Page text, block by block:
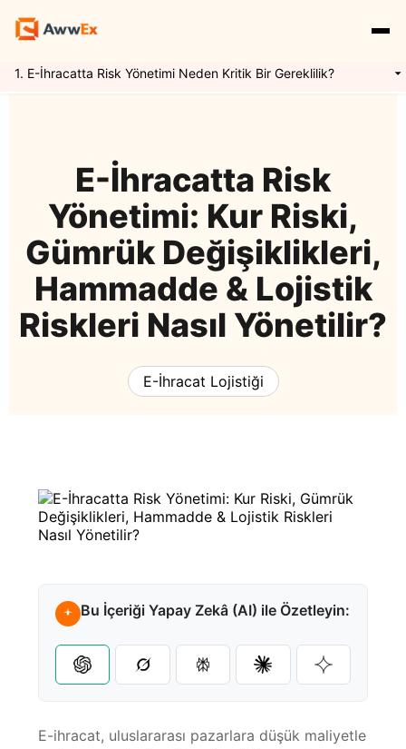
Yurtdışı Kargo
Navlun Yönetimi
E İhracat Lojistiği
Fulfillment
Express Kargo
Awwex Nedir ?
Ödeme Entegrasyonu
Kargo Entegrasyonları
Uluslararası Taşımacılık
Mikro İhracat
Konteyner Taşımacılığı
Denizyolu Taşımacılığı
Kaynaklar
Webinarlar
Giriş Yap
E-İhracatta Risk
Yönetimi: Kur Riski,
Gümrük Değişiklikleri,
Hammadde & Lojistik
Riskleri Nasıl Yönetilir?
E-İhracat Lojistiği
Bu İçeriği Yapay Zekâ (AI) ile Özetleyin:
E-ihracat, uluslararası pazarlara düşük maliyetle
1. E-İhracatta Risk Yönetimi Neden Kritik Bir Gereklilik?